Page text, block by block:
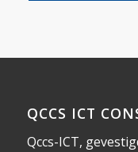
QCCS ICT
Qccs-ICT,